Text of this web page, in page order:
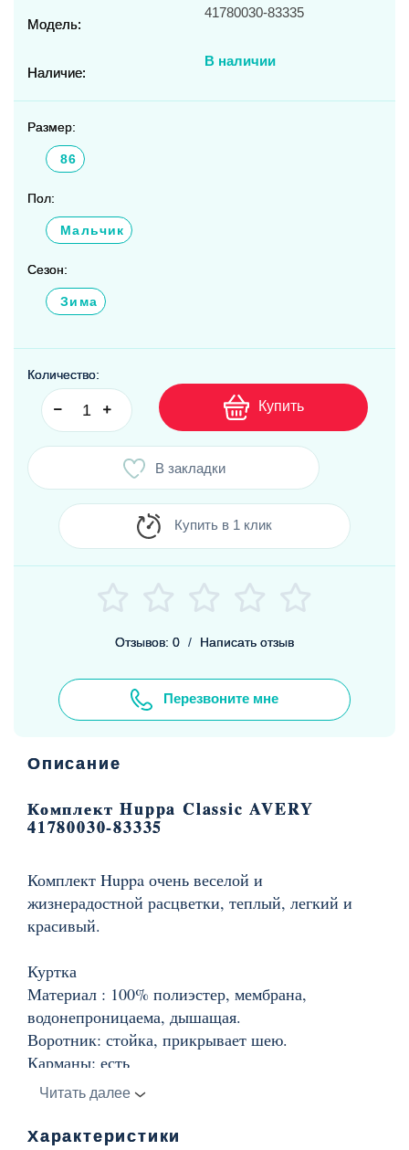
Модель:
41780030-83335
Наличие:
В наличии
Размер:
86
Пол:
Мальчик
Сезон:
Зима
Количество:
Купить
В закладки
Купить в 1 клик
Отзывов: 0 / Написать отзыв
Перезвоните мне
Описание
Комплект Huppa Classic AVERY
41780030-83335
Комплект Huppa очень веселой и
жизнерадостной расцветки, теплый, легкий и
красивый.
Куртка
Материал : 100% полиэстер, мембрана,
водонепроницаема, дышащая.
Воротник: стойка, прикрывает шею.
Карманы: есть
Капюшон: отстегивается, утеплен, мех на
капюшоне пришит
Застежка: молния
Читать далее
Характеристики